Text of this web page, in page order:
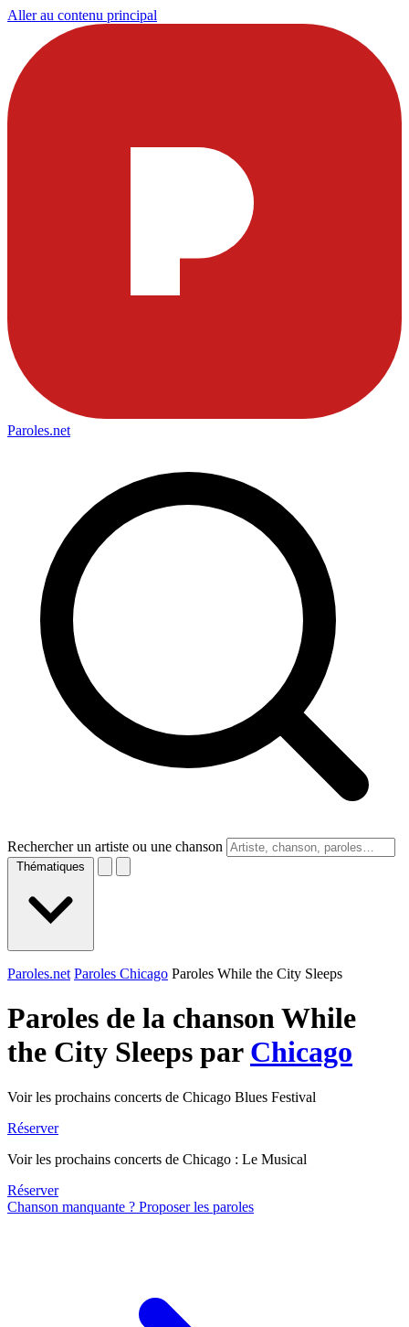
Aller au contenu principal
Paroles.net
Rechercher un artiste ou une chanson
Thématiques
Paroles.net Paroles Chicago Paroles While the City Sleeps
Paroles de la chanson While
the City Sleeps par Chicago
Voir les prochains concerts de Chicago Blues Festival
Réserver
Voir les prochains concerts de Chicago : Le Musical
Réserver
Chanson manquante ? Proposer les paroles